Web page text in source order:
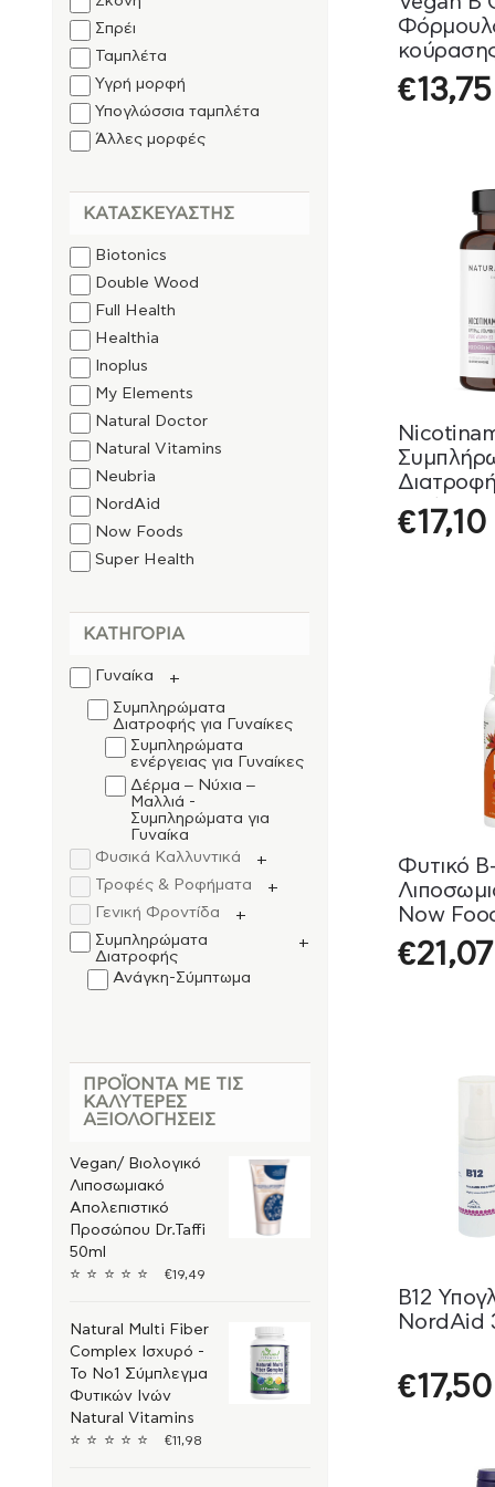
και
Vitamins
€13,75
Υγεία
€17,10
Φυτικό
Now
€21,07
B12
NordAid
€17,50
Σπρέι
Ταμπλέτα
Υγρή μορφή
Υπογλώσσια ταμπλέτα
Άλλες μορφές
ΚΑΤΑΣΚΕΥΑΣΤΉΣ
Biotonics
Double Wood
Full Health
Healthia
Inoplus
My Elements
Natural Doctor
Natural Vitamins
Neubria
NordAid
Now Foods
Super Health
ΚΑΤΗΓΟΡΊΑ
Γυναίκα
+
Συμπληρώματα
Διατροφής για Γυναίκες
Συμπληρώματα
ενέργειας για Γυναίκες
Δέρμα – Νύχια –
Μαλλιά -
Συμπληρώματα για
Γυναίκα
Φυσικά Καλλυντικά
+
Τροφές & Ροφήματα
+
Γενική Φροντίδα
+
Συμπληρώματα
Διατροφής
+
Ανάγκη-Σύμπτωμα
Αντιοξειδωτικά
Ενέργεια – Τόνωση
Άγχος – Στρες
Αθλητισμός και Ευεξία
Γυναίκα – Γονιμότητα
Κατάθλιψη
Καταπολέμηση
Νευρικότητας
Μνήμη και
ΠΡΟΪΌΝΤΑ ΜΕ ΤΙΣ
ΚΑΛΎΤΕΡΕΣ
ΑΞΙΟΛΟΓΉΣΕΙΣ
Vegan/ Βιολογικό
Λιποσωμιακό
Απολεπιστικό
Προσώπου Dr.Taffi
50ml
⭐ ⭐ ⭐ ⭐ ⭐ €19,49
Natural Multi Fiber
Complex Ισχυρό -
Το Νο1 Σύμπλεγμα
Φυτικών Ινών
Natural Vitamins
⭐ ⭐ ⭐ ⭐ ⭐ €11,98